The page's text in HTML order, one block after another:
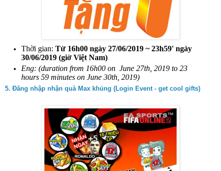
Thời gian: Từ 16h00 ngày 27/06/2019 ~ 23h59' ngày
30/06/2019 (giờ Việt Nam)
Eng: (duration from 16h00 on June 27th, 2019 to 23
hours 59 minutes on June 30th, 2019)
5. Đăng nhập nhận quà Max khủng (Login Event - get cool gifts)